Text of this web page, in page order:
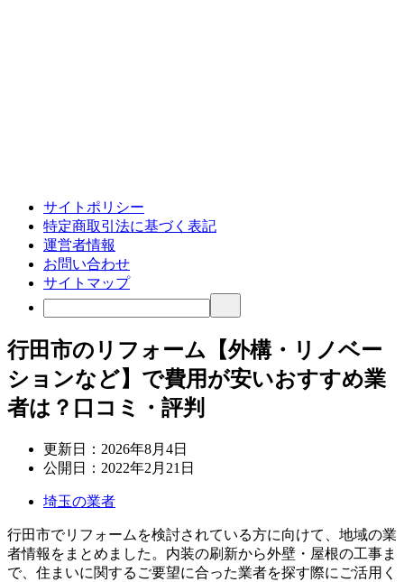
サイトポリシー
特定商取引法に基づく表記
運営者情報
お問い合わせ
サイトマップ
行田市のリフォーム【外構・リノベー
ションなど】で費用が安いおすすめ業
者は？口コミ・評判
更新日： 2026年8月4日
公開日： 2022年2月21日
埼玉の業者
行田市でリフォームを検討されている方に向けて、地域の業
者情報をまとめました。内装の刷新から外壁・屋根の工事ま
で、住まいに関するご要望に合った業者を探す際にご活用く